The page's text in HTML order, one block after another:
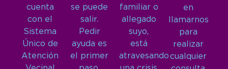
cuenta
con el
Sistema
Único de
Atención
se puede
salir.
Pedir
ayuda es
el primer
familiar o
allegado
suyo,
está
atravesando
en
llamarnos
para
realizar
cualquier